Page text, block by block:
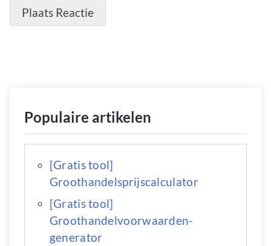
Populaire artikelen
[Gratis tool]
Groothandelsprijscalculator
[Gratis tool]
Groothandelvoorwaarden-
generator